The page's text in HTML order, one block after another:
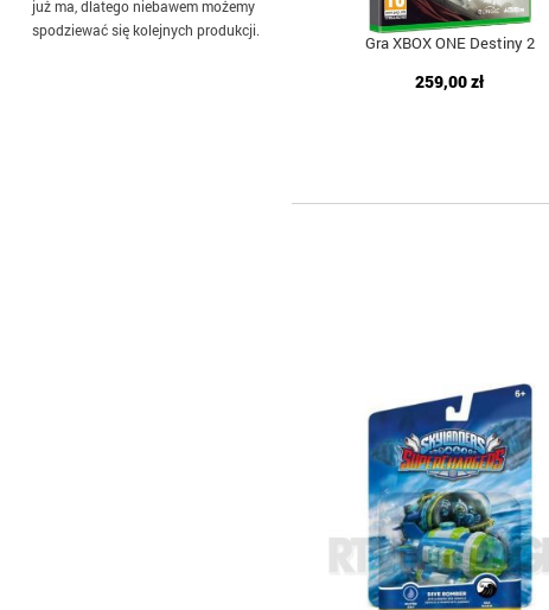
już ma, dlatego niebawem możemy
spodziewać się kolejnych produkcji.
Gra XBOX ONE Destiny 2
259,00 zł